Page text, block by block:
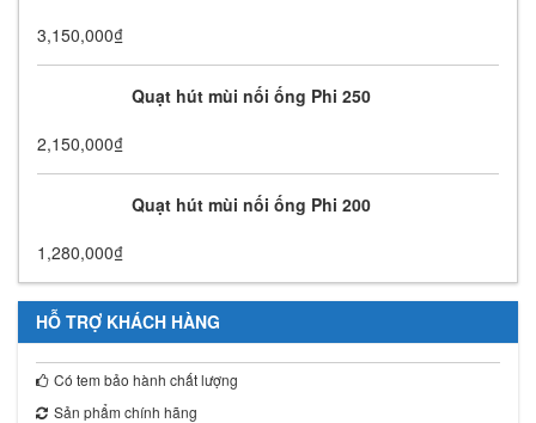
3,150,000₫
Quạt hút mùi nối ống Phi 250
2,150,000₫
Quạt hút mùi nối ống Phi 200
1,280,000₫
HỖ TRỢ KHÁCH HÀNG
Có tem bảo hành chất lượng
Sản phẩm chính hãng